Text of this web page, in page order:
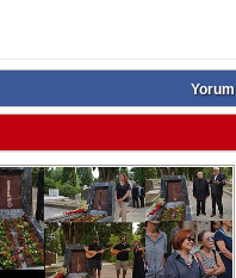
Yorum